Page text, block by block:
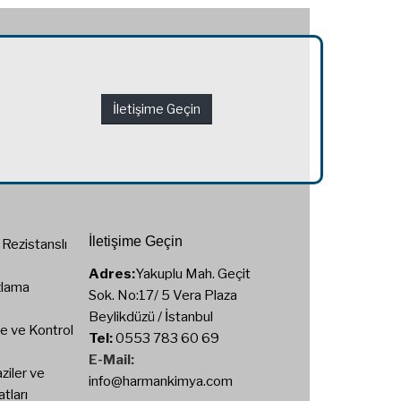
İletişime Geçin
Rezistanslı
ve Kontrol
ve
İletişime Geçin
Adres:Yakuplu Mah. Geçit
Sok. No:17/ 5 Vera Plaza
Beylikdüzü / İstanbul
Tel:0553 783 60 69
E-Mail:
info@harmankimya.com